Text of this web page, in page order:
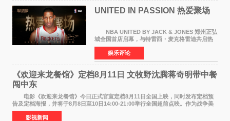
UNITED IN PASSION 热爱聚场
NBA UNITED BY JACK & JONES 郑州正弘
城全国首店启幕，与特雷西・麦克格雷迪共启热
爱 2026 年7 月21 日，
NBAUNITEDBYJACK&JONES 全国首店，于郑
州正弘城正式启幕。NBA 传奇球星
娱乐评论
《欢迎来龙餐馆》定档8月11日 文牧野沈腾蒋奇明带中餐
闯中东
电影《欢迎来龙餐馆》今日正式官宣定档8月11日全国上映，同时发布定档预
告及定档海报，并将于8月8日至10日14:00-21:00举行全国超前点映。作为战争美
食大片，影片讲述的是中国厨师徐福（沈腾
影视新闻